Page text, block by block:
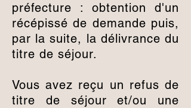
préfecture : obtention d'un
récépissé de demande puis,
par la suite, la délivrance du
titre de séjour.
Vous avez reçu un refus de
titre de séjour et/ou une